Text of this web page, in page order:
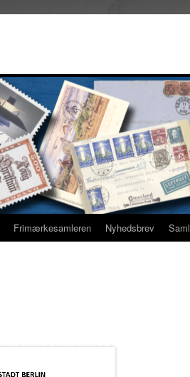
Frimærkesamleren Nyhedsbrev